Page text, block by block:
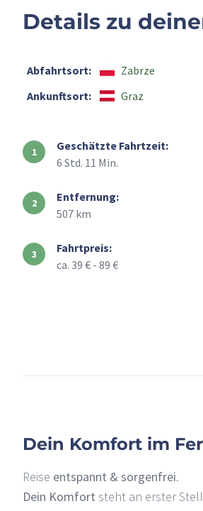
Details zu
Abfahrtsort:
Zabrze
Ankunftsort:
Graz
Geschätzte Fahrtzeit:
6 Std. 11 Min.
Entfernung:
507 km
Fahrtpreis:
ca. 39 € - 89 €
Dein Komfort im
Reise entspannt & sorgenfrei.
Dein Komfort steht an erster